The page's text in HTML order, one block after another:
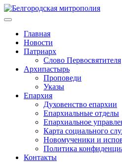
Главная
Новости
Патриарх
Слово Первосвятителя
Архипастырь
Проповеди
Указы
Епархия
Духовенство епархии
Епархиальные отделы
Епархиальное
Карта социального
Новомученики и
Политика
Контакты